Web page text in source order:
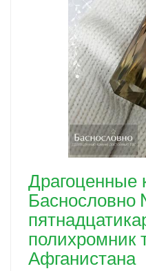
Драгоценные
полихромник
Афганистана